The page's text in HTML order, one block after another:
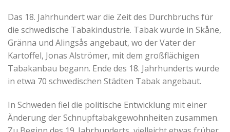
Das 18. Jahrhundert war die Zeit des Durchbruchs für
die schwedische Tabakindustrie. Tabak wurde in Skåne,
Gränna und Alingsås angebaut, wo der Vater der
Kartoffel, Jonas Alströmer, mit dem großflächigen
Tabakanbau begann. Ende des 18. Jahrhunderts wurde
in etwa 70 schwedischen Städten Tabak angebaut.
In Schweden fiel die politische Entwicklung mit einer
Änderung der Schnupftabakgewohnheiten zusammen.